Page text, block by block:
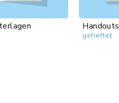
Handouts
geheftet